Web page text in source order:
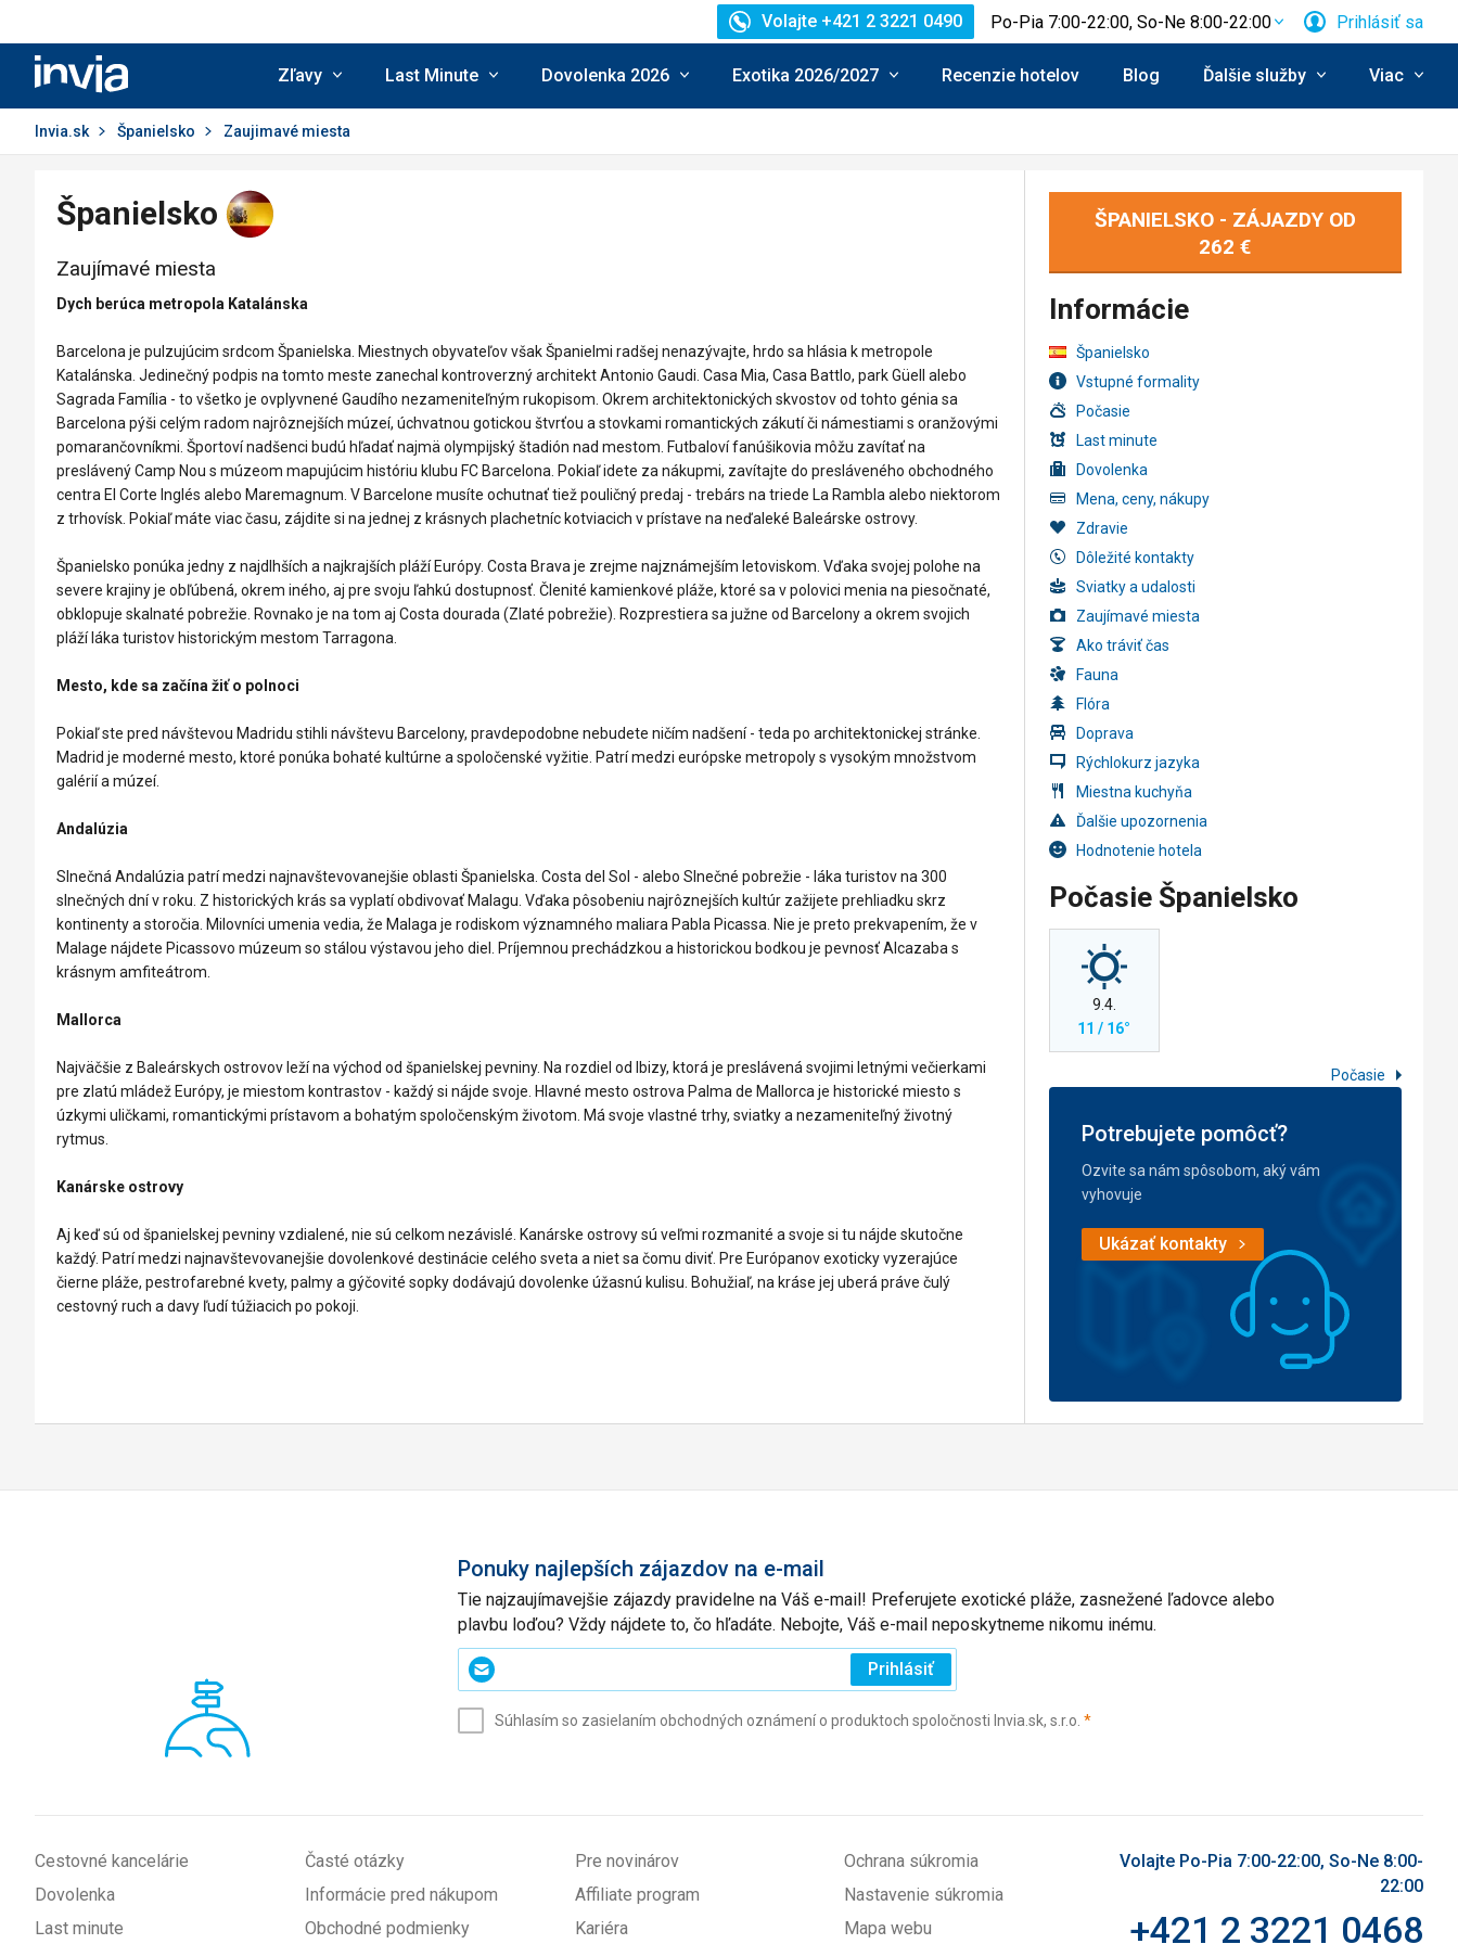
Invia.sk
Volajte +421 2 3221 0490 Po-Pia 7:00-22:00, So-Ne 8:00-22:00 Prihlásiť sa
Zľavy Last Minute Dovolenka 2026 Exotika 2026/2027 Recenzie hotelov Blog Ďalšie služby Viac
Invia.sk Španielsko Zaujimavé miesta
Španielsko
Zaujímavé miesta
Dych berúca metropola Katalánska
Barcelona je pulzujúcim srdcom Španielska. Miestnych obyvateľov však Španielmi radšej nenazývajte, hrdo sa hlásia k metropole
Katalánska. Jedinečný podpis na tomto meste zanechal kontroverzný architekt Antonio Gaudi. Casa Mia, Casa Battlo, park Güell alebo
Sagrada Família - to všetko je ovplyvnené Gaudího nezameniteľným rukopisom. Okrem architektonických skvostov od tohto génia sa
Barcelona pýši celým radom najrôznejších múzeí, úchvatnou gotickou štvrťou a stovkami romantických zákutí či námestiami s oranžovými
pomarančovníkmi. Športoví nadšenci budú hľadať najmä olympijský štadión nad mestom. Futbaloví fanúšikovia môžu zavítať na
preslávený Camp Nou s múzeom mapujúcim históriu klubu FC Barcelona. Pokiaľ idete za nákupmi, zavítajte do presláveného obchodného
centra El Corte Inglés alebo Maremagnum. V Barcelone musíte ochutnať tiež pouličný predaj - trebárs na triede La Rambla alebo niektorom
z trhovísk. Pokiaľ máte viac času, zájdite si na jednej z krásnych plachetníc kotviacich v prístave na neďaleké Baleárske ostrovy.
Španielsko ponúka jedny z najdlhších a najkrajších pláží Európy. Costa Brava je zrejme najznámejším letoviskom. Vďaka svojej polohe na
severe krajiny je obľúbená, okrem iného, aj pre svoju ľahkú dostupnosť. Členité kamienkové pláže, ktoré sa v polovici menia na piesočnaté,
obklopuje skalnaté pobrežie. Rovnako je na tom aj Costa dourada (Zlaté pobrežie). Rozprestiera sa južne od Barcelony a okrem svojich
pláží láka turistov historickým mestom Tarragona.
Mesto, kde sa začína žiť o polnoci
Pokiaľ ste pred návštevou Madridu stihli návštevu Barcelony, pravdepodobne nebudete ničím nadšení - teda po architektonickej stránke.
Madrid je moderné mesto, ktoré ponúka bohaté kultúrne a spoločenské vyžitie. Patrí medzi európske metropoly s vysokým množstvom
galérií a múzeí.
Andalúzia
Slnečná Andalúzia patrí medzi najnavštevovanejšie oblasti Španielska. Costa del Sol - alebo Slnečné pobrežie - láka turistov na 300
slnečných dní v roku. Z historických krás sa vyplatí obdivovať Malagu. Vďaka pôsobeniu najrôznejších kultúr zažijete prehliadku skrz
kontinenty a storočia. Milovníci umenia vedia, že Malaga je rodiskom významného maliara Pabla Picassa. Nie je preto prekvapením, že v
Malage nájdete Picassovo múzeum so stálou výstavou jeho diel. Príjemnou prechádzkou a historickou bodkou je pevnosť Alcazaba s
krásnym amfiteátrom.
Mallorca
Najväčšie z Baleárskych ostrovov leží na východ od španielskej pevniny. Na rozdiel od Ibizy, ktorá je preslávená svojimi letnými večierkami
pre zlatú mládež Európy, je miestom kontrastov - každý si nájde svoje. Hlavné mesto ostrova Palma de Mallorca je historické miesto s
úzkymi uličkami, romantickými prístavom a bohatým spoločenským životom. Má svoje vlastné trhy, sviatky a nezameniteľný životný
rytmus.
Kanárske ostrovy
Aj keď sú od španielskej pevniny vzdialené, nie sú celkom nezávislé. Kanárske ostrovy sú veľmi rozmanité a svoje si tu nájde skutočne
každý. Patrí medzi najnavštevovanejšie dovolenkové destinácie celého sveta a niet sa čomu diviť. Pre Európanov exoticky vyzerajúce
čierne pláže, pestrofarebné kvety, palmy a gýčovité sopky dodávajú dovolenke úžasnú kulisu. Bohužiaľ, na kráse jej uberá práve čulý
cestovný ruch a davy ľudí túžiacich po pokoji.
ŠPANIELSKO - ZÁJAZDY OD
262 €
Informácie
Španielsko
Vstupné formality
Počasie
Last minute
Dovolenka
Mena, ceny, nákupy
Zdravie
Dôležité kontakty
Sviatky a udalosti
Zaujímavé miesta
Ako tráviť čas
Fauna
Flóra
Doprava
Rýchlokurz jazyka
Miestna kuchyňa
Ďalšie upozornenia
Hodnotenie hotela
Počasie Španielsko
9.4.
11 / 16°
Počasie
Potrebujete pomôcť?
Ozvite sa nám spôsobom, aký vám
vyhovuje
Ukázať kontakty
Ponuky najlepších zájazdov na e-mail
Tie najzaujímavejšie zájazdy pravidelne na Váš e-mail! Preferujete exotické pláže, zasnežené ľadovce alebo
plavbu loďou? Vždy nájdete to, čo hľadáte. Nebojte, Váš e-mail neposkytneme nikomu inému.
Zadajte
svoj
Prihlásiť
Súhlasím so zasielaním obchodných oznámení o produktoch spoločnosti Invia.sk, s.r.o. *(povinné)
Cestovné kancelárie
Dovolenka
Last minute
Časté otázky
Informácie pred nákupom
Obchodné podmienky
Pre novinárov
Affiliate program
Kariéra
Ochrana súkromia
Nastavenie súkromia
Mapa webu
Volajte Po-Pia 7:00-22:00, So-Ne 8:00-
22:00
+421 2 3221 0468